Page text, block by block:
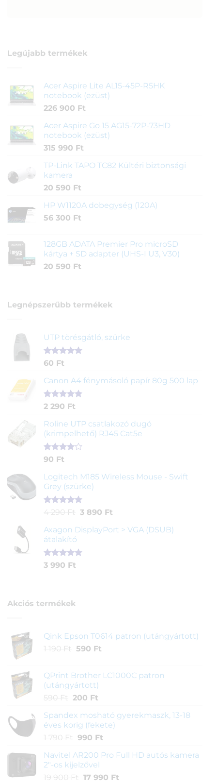
Legújabb termékek
Acer Aspire Lite AL15-45P-R5HK
notebook (ezüst)
226 900 Ft
Acer Aspire Go 15 AG15-72P-73HD
notebook (ezüst)
315 990 Ft
TP-Link TAPO TC82 Kültéri biztonsági
kamera
20 590 Ft
HP W1120A dobegység (120A)
56 300 Ft
128GB ADATA Premier Pro microSD
kártya + SD adapter (UHS-I U3, V30)
20 590 Ft
Legnépszerűbb termékek
UTP törésgátló, szürke
Értékelés
ből,
1
értékelés
alapján
60 Ft
Canon A4 fénymásoló papír 80g 500 lap
Értékelés
ből,
2
értékelés
alapján
2 290 Ft
Roline UTP csatlakozó dugó
(krimpelhető) RJ45 Cat5e
Értékelés
5-ből,
2
értékelés
alapján
90 Ft
Logitech M185 Wireless Mouse - Swift
Grey (szürke)
Értékelés
ből,
1
értékelés
alapján
4 290 Ft Original
was:
290 Ft.
3 890 FtCurrent
is:
Axagon DisplayPort > VGA (DSUB)
átalakító
Értékelés
1
3 990 Ft
Akciós termékek
Qink Epson T0614 patron (utángyártott)
1 190 Ft
Original
1
190 Ft.
590 FtCurrent
590 Ft.
QPrint Brother LC1000C patron
(utángyártott)
590 Ft
Original
was:
590 Ft.
200 FtCurrent
is:
200 Ft.
Spandex mosható gyerekmaszk, 13-18
éves korig (fekete)
1 790 Ft
Original
was:
1
790 Ft.
990 FtCurrent
is:
Navitel AR200 Pro Full HD autós kamera
2"-os kijelzővel
19 900 Ft
Original
17 990 FtCurrent